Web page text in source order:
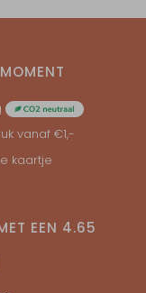
vanaf €1,-
kaartje
EEN 4.65